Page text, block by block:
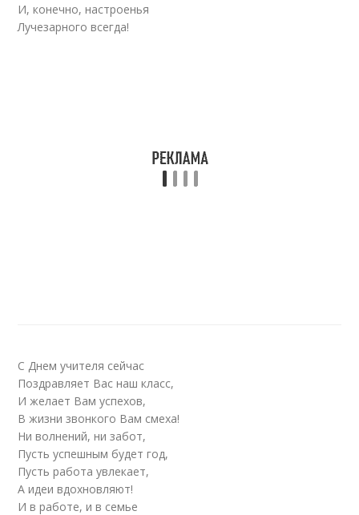
И, конечно, настроенья
Лучезарного всегда!
С Днем учителя сейчас
Поздравляет Вас наш класс,
И желает Вам успехов,
В жизни звонкого Вам смеха!
Ни волнений, ни забот,
Пусть успешным будет год,
Пусть работа увлекает,
А идеи вдохновляют!
И в работе, и в семье